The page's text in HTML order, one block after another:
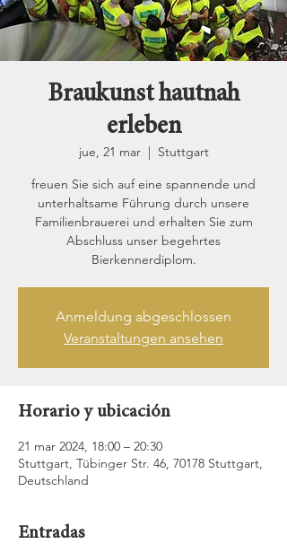
Braukunst hautnah
erleben
jue, 21 mar
  |
Stuttgart
freuen Sie sich auf eine spannende und
unterhaltsame Führung durch unsere
Familienbrauerei und erhalten Sie zum
Abschluss unser begehrtes
Bierkennerdiplom.
Anmeldung abgeschlossen
Veranstaltungen ansehen
Horario y ubicación
21 mar 2024, 18:00 – 20:30
Stuttgart, Tübinger Str. 46, 70178 Stuttgart,
Deutschland
Entradas